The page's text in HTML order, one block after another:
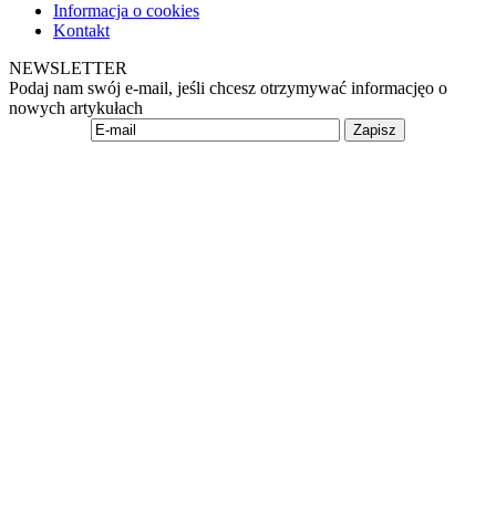
Informacja o cookies
Kontakt
NEWSLETTER
Podaj nam swój e-mail, jeśli chcesz otrzymywać informacjęo o
nowych artykułach
Zapisz